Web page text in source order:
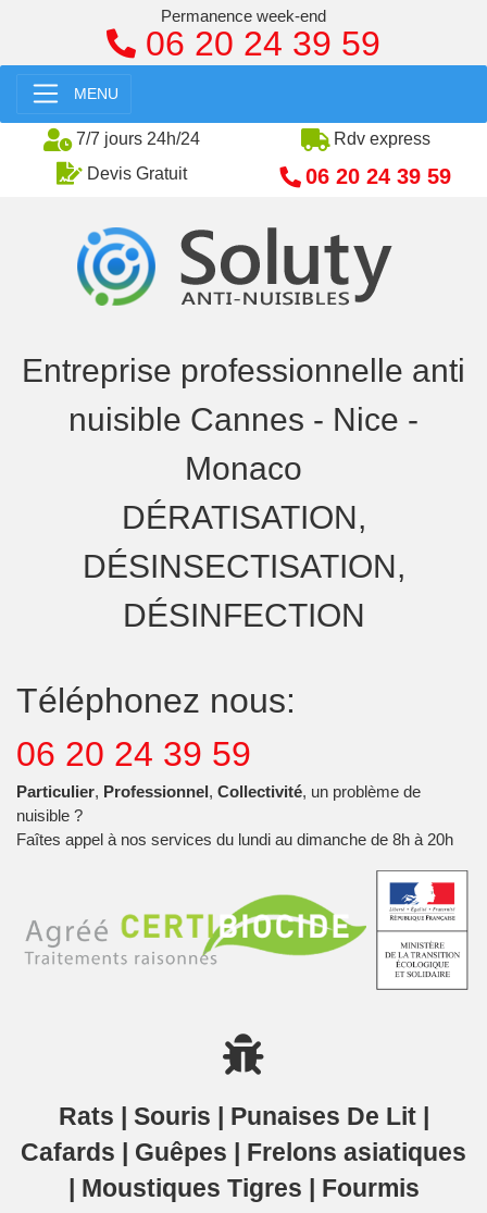
MENU
7/7 jours 24h/24
Rdv express
Devis Gratuit
06 20 24 39 59
Entreprise professionnelle anti
nuisible Cannes - Nice -
Monaco
DÉRATISATION,
DÉSINSECTISATION,
DÉSINFECTION
Téléphonez nous:
06 20 24 39 59
Particulier, Professionnel, Collectivité, un problème de
nuisible ?
Faîtes appel à nos services du lundi au dimanche de 8h à 20h
Rats | Souris | Punaises De Lit |
Cafards | Guêpes | Frelons asiatiques
| Moustiques Tigres | Fourmis
Permanence week-end
06 20 24 39 59